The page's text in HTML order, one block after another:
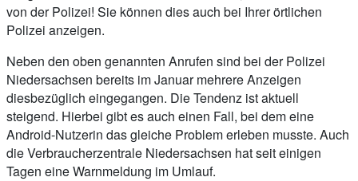
von der Polizei! Sie können dies auch bei Ihrer örtlichen
Polizei anzeigen.
Neben den oben genannten Anrufen sind bei der Polizei
Niedersachsen bereits im Januar mehrere Anzeigen
diesbezüglich eingegangen. Die Tendenz ist aktuell
steigend. Hierbei gibt es auch einen Fall, bei dem eine
Android-Nutzerin das gleiche Problem erleben musste. Auch
die Verbraucherzentrale Niedersachsen hat seit einigen
Tagen eine Warnmeldung im Umlauf.